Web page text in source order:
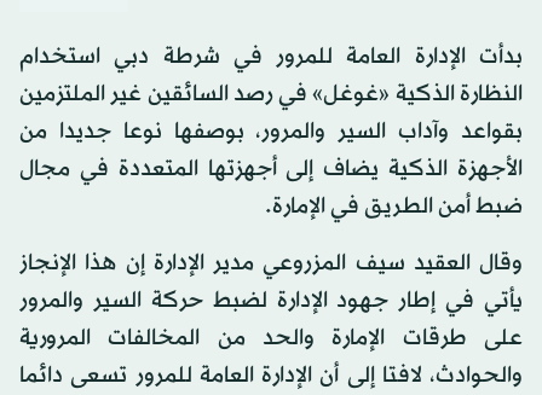
بدأت الإدارة العامة للمرور في شرطة دبي استخدام
النظارة الذكية «غوغل» في رصد السائقين غير الملتزمين
بقواعد وآداب السير والمرور، بوصفها نوعا جديدا من
الأجهزة الذكية يضاف إلى أجهزتها المتعددة في مجال
ضبط أمن الطريق في الإمارة.
وقال العقيد سيف المزروعي مدير الإدارة إن هذا الإنجاز
يأتي في إطار جهود الإدارة لضبط حركة السير والمرور
على طرقات الإمارة والحد من المخالفات المرورية
والحوادث، لافتا إلى أن الإدارة العامة للمرور تسعى دائما